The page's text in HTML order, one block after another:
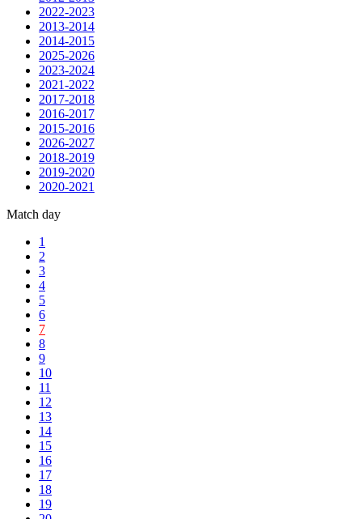
2022-2023
2013-2014
2014-2015
2025-2026
2023-2024
2021-2022
2017-2018
2016-2017
2015-2016
2026-2027
2018-2019
2019-2020
2020-2021
Match day
1
2
3
4
5
6
7
8
9
10
11
12
13
14
15
16
17
18
19